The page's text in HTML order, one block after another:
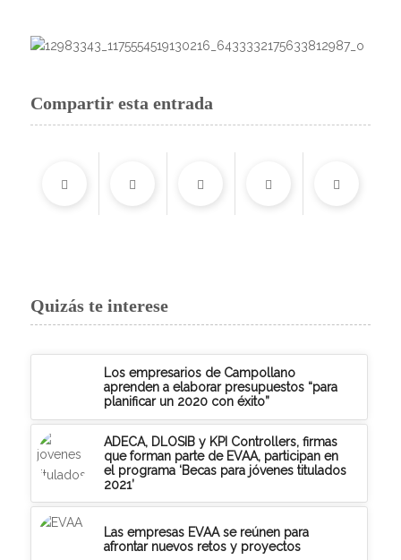
Compartir esta entrada
Quizás te interese
Los empresarios de Campollano
aprenden a elaborar presupuestos “para
planificar un 2020 con éxito”
ADECA, DLOSIB y KPI Controllers, firmas
que forman parte de EVAA, participan en
el programa ‘Becas para jóvenes titulados
2021’
Las empresas EVAA se reúnen para
afrontar nuevos retos y proyectos